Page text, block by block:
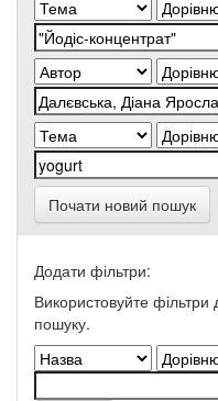
Почати новий пошук
Додати фільтри:
Використовуйте фільтри
пошуку.